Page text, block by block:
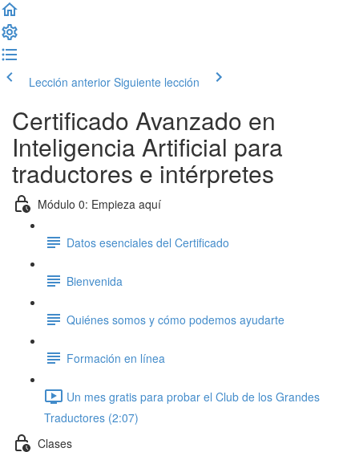
Lección anterior Siguiente lección
Certificado Avanzado en
Inteligencia Artificial para
traductores e intérpretes
Módulo 0: Empieza aquí
Datos esenciales del Certificado
Bienvenida
Quiénes somos y cómo podemos ayudarte
Formación en línea
Un mes gratis para probar el Club de los Grandes
Traductores (2:07)
Clases